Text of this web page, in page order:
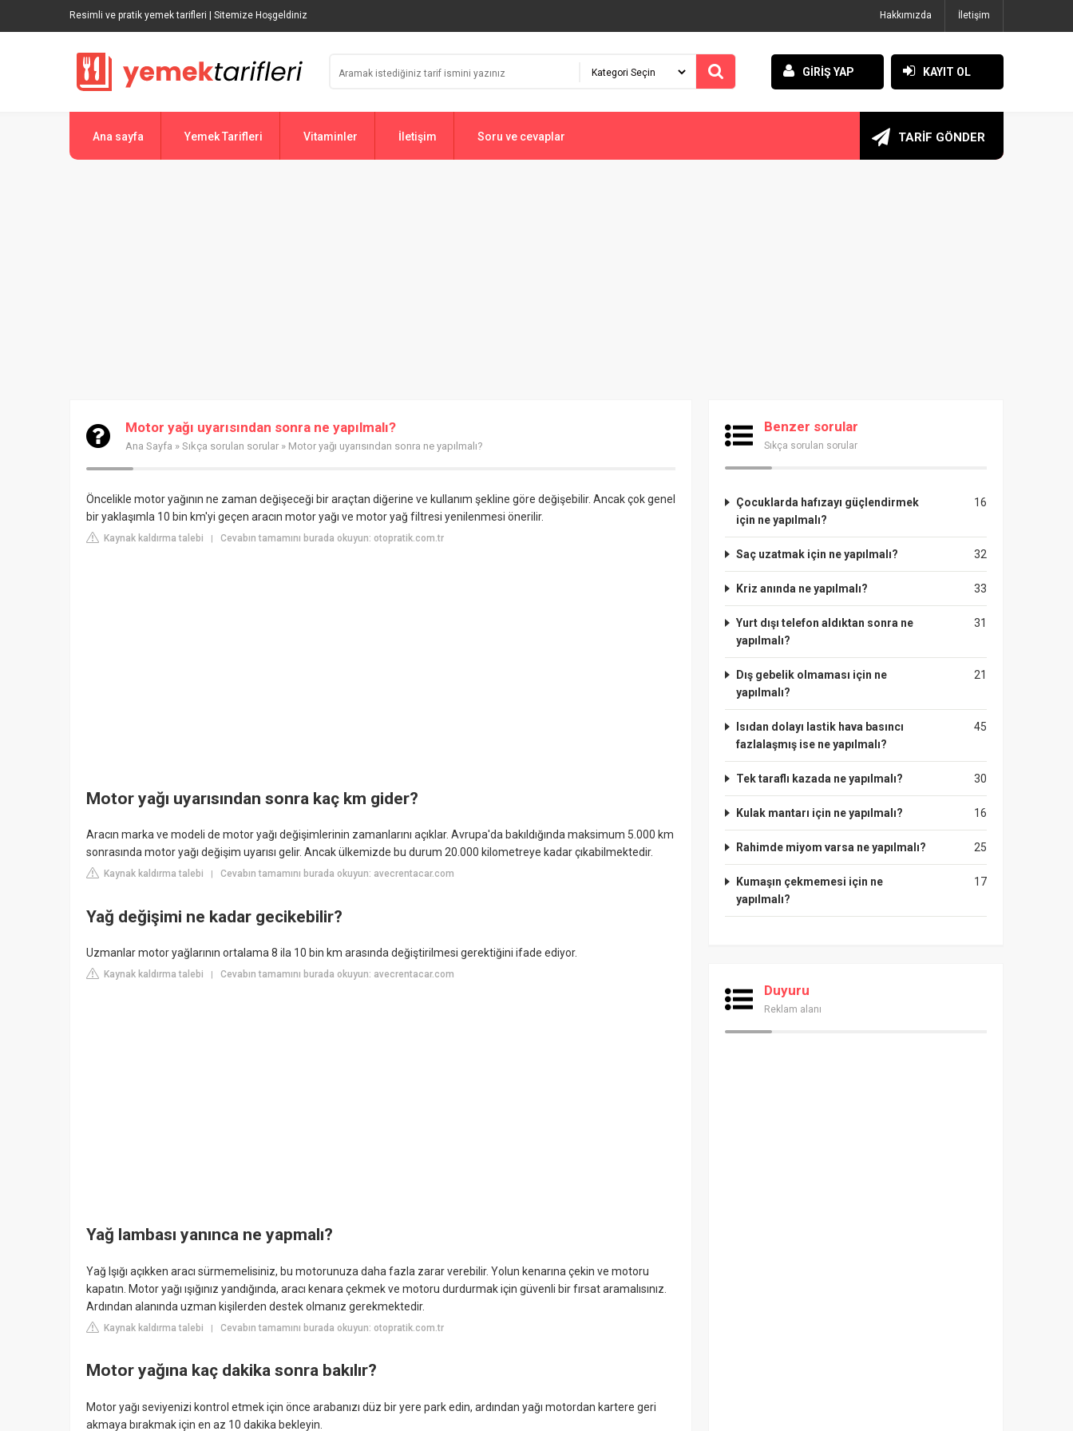
Resimli ve pratik yemek tarifleri | Sitemize Hoşgeldiniz Hakkımızda İletişim
GİRİŞ YAP KAYIT OL
Ana sayfa Yemek Tarifleri Vitaminler İletişim Soru ve cevaplar TARİF GÖNDER
Motor yağı uyarısından sonra ne yapılmalı?
Ana Sayfa » Sıkça sorulan sorular » Motor yağı uyarısından sonra ne yapılmalı?
Öncelikle motor yağının ne zaman değişeceği bir araçtan diğerine ve kullanım şekline göre değişebilir. Ancak çok genel
bir yaklaşımla 10 bin km'yi geçen aracın motor yağı ve motor yağ filtresi yenilenmesi önerilir.
Kaynak kaldırma talebi | Cevabın tamamını burada okuyun: otopratik.com.tr
Motor yağı uyarısından sonra kaç km gider?
Aracın marka ve modeli de motor yağı değişimlerinin zamanlarını açıklar. Avrupa'da bakıldığında maksimum 5.000 km
sonrasında motor yağı değişim uyarısı gelir. Ancak ülkemizde bu durum 20.000 kilometreye kadar çıkabilmektedir.
Kaynak kaldırma talebi Cevabın tamamını burada okuyun: avecrentacar.com
Yağ değişimi ne kadar gecikebilir?
Uzmanlar motor yağlarının ortalama 8 ila 10 bin km arasında değiştirilmesi gerektiğini ifade ediyor.
Kaynak kaldırma talebi Cevabın tamamını burada okuyun: avecrentacar.com
Yağ lambası yanınca ne yapmalı?
Yağ Işığı açıkken aracı sürmemelisiniz, bu motorunuza daha fazla zarar verebilir. Yolun kenarına çekin ve motoru
kapatın. Motor yağı ışığınız yandığında, aracı kenara çekmek ve motoru durdurmak için güvenli bir fırsat aramalısınız.
Ardından alanında uzman kişilerden destek olmanız gerekmektedir.
Kaynak kaldırma talebi | Cevabın tamamını burada okuyun: otopratik.com.tr
Motor yağına kaç dakika sonra bakılır?
Motor yağı seviyenizi kontrol etmek için önce arabanızı düz bir yere park edin, ardından yağı motordan kartere geri
akmaya bırakmak için en az 10 dakika bekleyin.
Benzer sorular
Sıkça sorulan sorular
16
Çocuklarda hafızayı güçlendirmek
için ne yapılmalı?
32
Saç uzatmak için ne yapılmalı?
33
Kriz anında ne yapılmalı?
31
Yurt dışı telefon aldıktan sonra ne
yapılmalı?
21
Dış gebelik olmaması için ne
yapılmalı?
45
Isıdan dolayı lastik hava basıncı
fazlalaşmış ise ne yapılmalı?
30
Tek taraflı kazada ne yapılmalı?
16
Kulak mantarı için ne yapılmalı?
25
Rahimde miyom varsa ne yapılmalı?
17
Kumaşın çekmemesi için ne
yapılmalı?
Duyuru
Reklam alanı